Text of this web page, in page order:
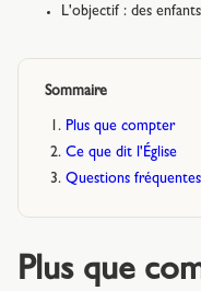
L'objectif : des enfants
Sommaire
Plus que compter
Ce que dit l'Église
Questions fréquentes
Plus que